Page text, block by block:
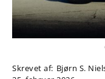
Skrevet af: Bjørn S.